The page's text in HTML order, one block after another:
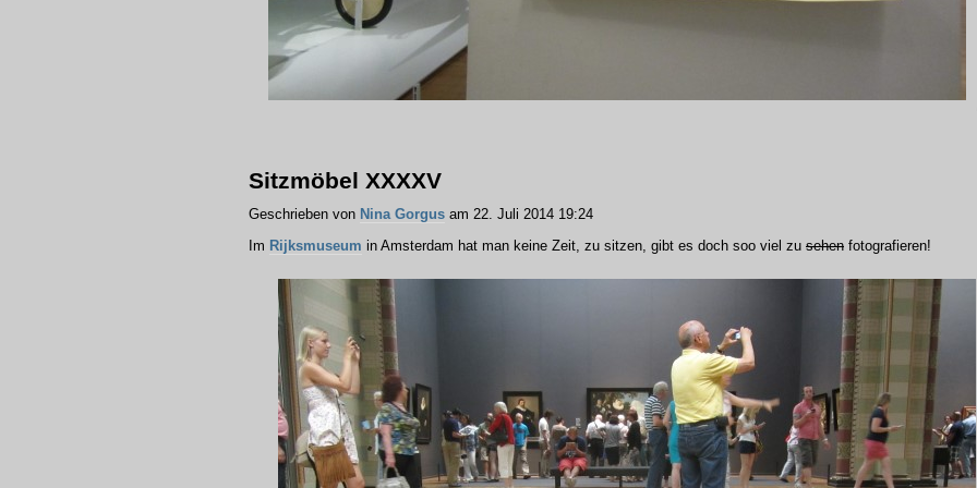
Sitzmöbel XXXXV
Geschrieben von Nina Gorgus am 22. Juli 2014 19:24
Im Rijksmuseum in Amsterdam hat man keine Zeit, zu sitzen, gibt es doch soo viel zu sehen fotografieren!